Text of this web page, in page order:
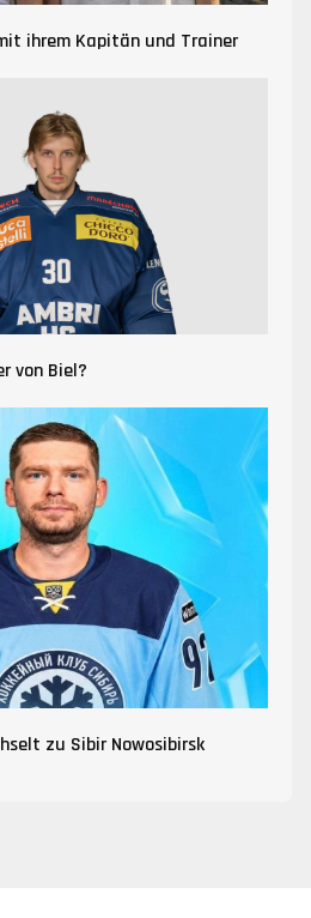
ihrem Kapitän und Trainer
von Biel?
zu Sibir Nowosibirsk